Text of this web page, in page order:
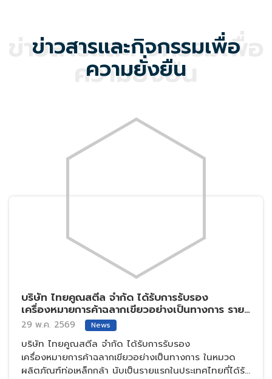
เครื่องหมายการค้าฉลากเขียวอย่างเป็นทางการ ในหมวด
ผลิตภัณฑ์ท่อเหล็กกล้า นับเป็นรายแรกในประเทศไทยที่ได้รับ
การรับรองในหมวดดังกล่าว
เมื่อวันศุกร์ที่ 1 พฤษภาคม ที่ผ่านมา บริษัท ไทยคูน
สตีล จำกัด สนับสนุนนักศึกษาชั้นปีที่ 3 หลักสูตร
สถาปัตยกรรมภายใน มหาวิทยาลัยธรรมศาสตร์ ศูนย์
รังสิต
1 พ.ค. 2569 News
โดยมอบเศษโลหะจากกระบวนการผลิตเพื่อใช้ในรายวิชา
ออกแบบเฟอร์นิเจอร์ โดยมีวัตถุประสงค์เพื่อพัฒนาวัสดุ
เหลือใช้ให้ดียิ่งขึ้นผ่านกระบวนการคิดเชิงออกแบบและ
กระบวนการผลิต เปลี่ยนให้เป็นเฟอร์นิเจอร์